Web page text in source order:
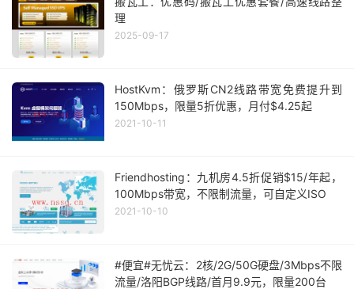
理
2025-09-17
HostKvm：俄罗斯CN2线路带宽免费提升到
150Mbps，限量5折优惠，月付$4.25起
2021-10-11
Friendhosting：九机房4.5折促销$15/年起，
100Mbps带宽，不限制流量，可自定义ISO
2021-10-10
#便宜#无忧云：2核/2G/50G硬盘/3Mbps不限
流量/洛阳BGP线路/首月9.9元，限量200台